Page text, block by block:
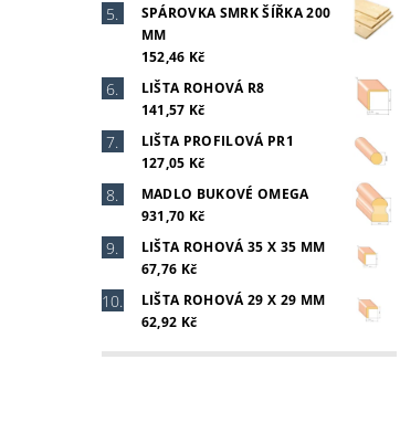
SPÁROVKA SMRK ŠÍŘKA 200
MM
152,46 Kč
LIŠTA ROHOVÁ R8
141,57 Kč
LIŠTA PROFILOVÁ PR1
127,05 Kč
MADLO BUKOVÉ OMEGA
931,70 Kč
LIŠTA ROHOVÁ 35 X 35 MM
67,76 Kč
LIŠTA ROHOVÁ 29 X 29 MM
62,92 Kč